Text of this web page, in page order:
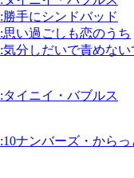
:勝手にシンドバッド
:思い過ごしも恋のうち
:気分しだいで責めない
:タイニイ・バブルス
:10ナンバーズ・からっ